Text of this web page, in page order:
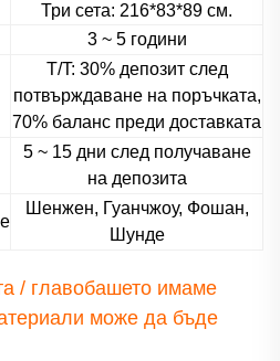
Три сета: 216*83*89 см.
3 ~ 5 години
T/T: 30% депозит след
потвърждаване на поръчката,
70% баланс преди доставката
5 ~ 15 дни след получаване
на депозита
Шенжен, Гуанчжоу, Фошан,
Шунде
/ главобашето имаме
може да бъде